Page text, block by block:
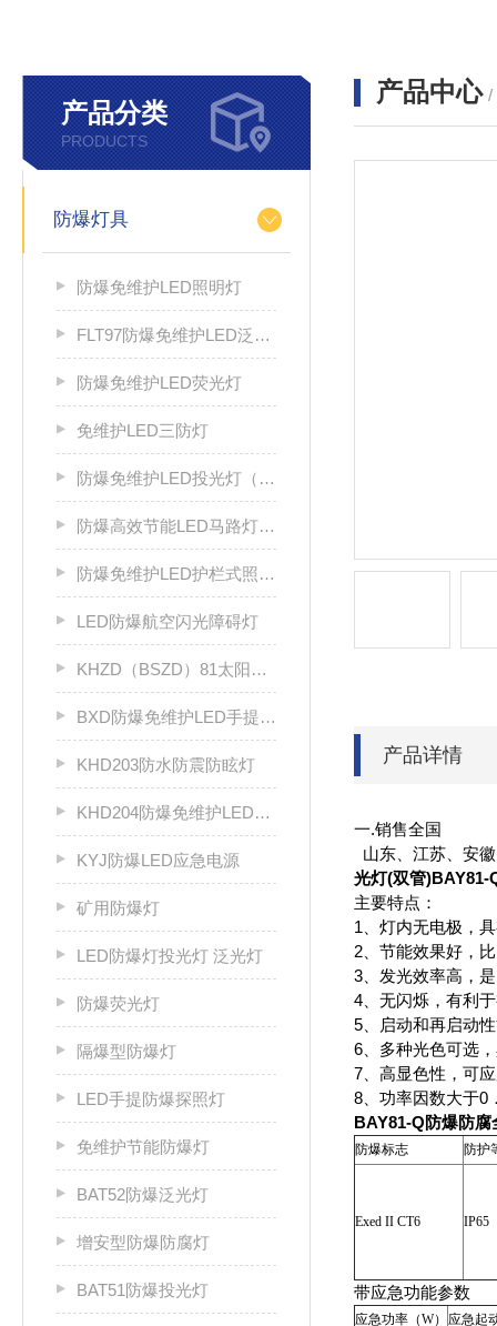
产品分类
PRODUCTS
防爆灯具
防爆免维护LED照明灯
FLT97防爆免维护LED泛光灯
防爆免维护LED荧光灯
免维护LED三防灯
防爆免维护LED投光灯（IIC）
防爆高效节能LED马路灯（IIC）
防爆免维护LED护栏式照明灯（IIC）
LED防爆航空闪光障碍灯
KHZD（BSZD）81太阳能防爆航空闪光障碍灯
BXD防爆免维护LED手提灯 检修灯
KHD203防水防震防眩灯
KHD204防爆免维护LED固态灯
KYJ防爆LED应急电源
矿用防爆灯
LED防爆灯投光灯 泛光灯
防爆荧光灯
隔爆型防爆灯
LED手提防爆探照灯
免维护节能防爆灯
BAT52防爆泛光灯
增安型防爆防腐灯
BAT51防爆投光灯
产品中心 /
产品详情
一.销售全国
山东、江苏、安
光灯(双管)BAY81-
主要特点：
1、灯内无电极，
2、节能效果好，
3、发光效率高，
4、无闪烁，有利
5、启动和再启动
6、多种光色可选
7、高显色性，可
8、功率因数大于0
BAY81-Q防爆防
防爆标志 防护
Exed II CT6 IP65
带应急功能参数
应急功率（W）
应急起